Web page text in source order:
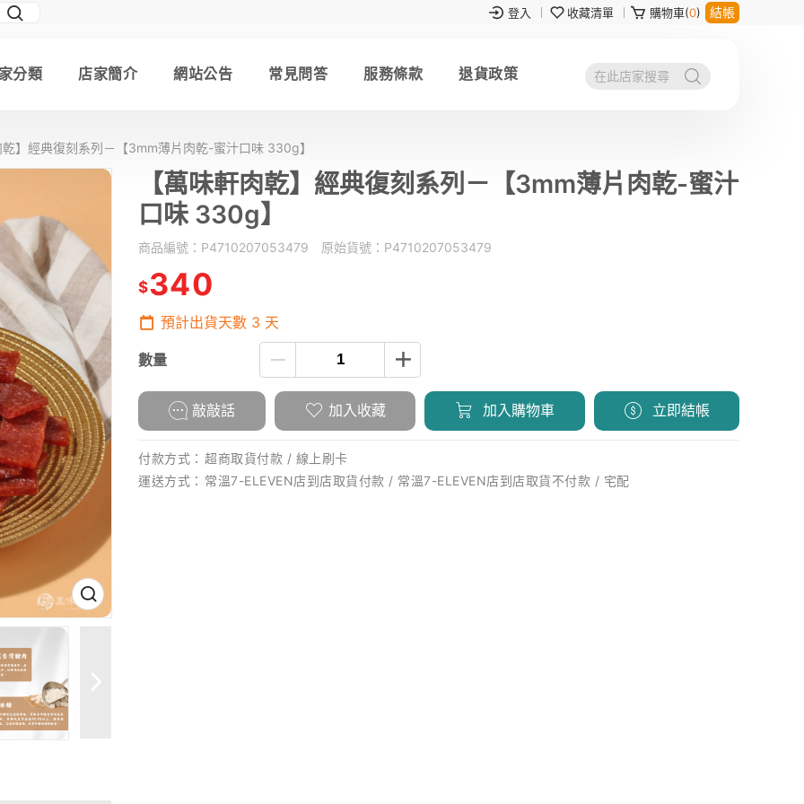
登入 收藏清單 購物車(0) 結帳
分類 店家簡介 網站公告 常見問答 服務條款 退貨政策
】經典復刻系列－【3mm薄片肉乾-蜜汁口味 330g】
【萬味軒肉乾】經典復刻系列－【3mm薄片肉乾-蜜汁
口味 330g】
商品編號： P4710207053479 原始貨號： P4710207053479
$340
預計出貨天數 3 天
數量
敲敲話 加入收藏 加入購物車 立即結帳
付款方式： 超商取貨付款 / 線上刷卡
運送方式： 常溫7-ELEVEN店到店取貨付款 / 常溫7-ELEVEN店到店取貨不付款 / 宅配